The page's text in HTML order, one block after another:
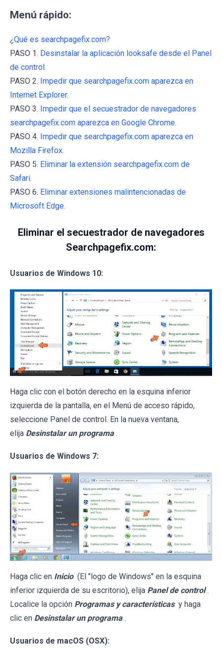
Menú rápido:
¿Qué es searchpagefix.com?
PASO 1. Desinstalar la aplicación looksafe desde el Panel
de control.
PASO 2. Impedir que searchpagefix.com aparezca en
Internet Explorer.
PASO 3. Impedir que el secuestrador de navegadores
searchpagefix.com aparezca en Google Chrome.
PASO 4. Impedir que searchpagefix.com aparezca en
Mozilla Firefox.
PASO 5. Eliminar la extensión searchpagefix.com de
Safari.
PASO 6. Eliminar extensiones malintencionadas de
Microsoft Edge.
Eliminar el secuestrador de navegadores
Searchpagefix.com:
Usuarios de Windows 10:
Haga clic con el botón derecho en la esquina inferior
izquierda de la pantalla, en el Menú de acceso rápido,
seleccione Panel de control. En la nueva ventana,
elija Desinstalar un programa .
Usuarios de Windows 7:
Haga clic en Inicio (El "logo de Windows" en la esquina
inferior izquierda de su escritorio), elija Panel de control .
Localice la opción Programas y características y haga
clic en Desinstalar un programa .
Usuarios de macOS (OSX):